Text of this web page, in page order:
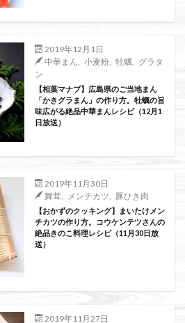
2019年12月1日
中華まん
小麦粉 牡蠣
グラタ
ン
【相葉マナブ】広島県のご当地まん
「かきグラまん」の作り方。牡蠣の旨
味広がる絶品中華まんレシピ（12月1
日放送）
2019年11月30日
舞茸
メンチカツ 豚ひき肉
【おかずのクッキング】まいたけメン
チカツの作り方。コウケンテツさんの
絶品きのこ料理レシピ（11月30日放
送）
2019年11月27日